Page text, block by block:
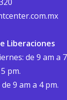
Liberaciones
de 9 am a
pm.
9 am a 4 pm.